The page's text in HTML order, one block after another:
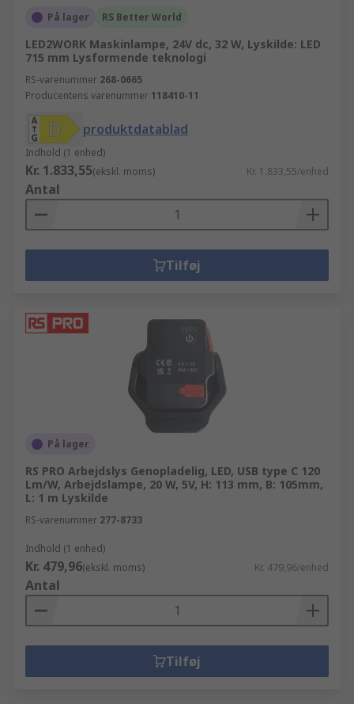
På lager RS Better World
LED2WORK Maskinlampe, 24V dc, 32 W, Lyskilde: LED
715 mm Lysformende teknologi
RS-varenummer 268-0665
Producentens varenummer 118410-11
produktdatablad
Indhold (1 enhed)
Kr. 1.833,55(ekskl. moms) Kr. 1.833,55/enhed
Antal
Tilføj
På lager
RS PRO Arbejdslys Genopladelig, LED, USB type C 120
Lm/W, Arbejdslampe, 20 W, 5V, H: 113 mm, B: 105mm,
L: 1 m Lyskilde
RS-varenummer 277-8733
Indhold (1 enhed)
Kr. 479,96(ekskl. moms) Kr. 479,96/enhed
Antal
Tilføj